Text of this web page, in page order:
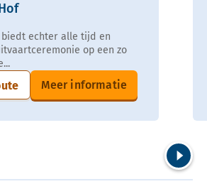
echter alle tijd en
op een zo
Meer informatie